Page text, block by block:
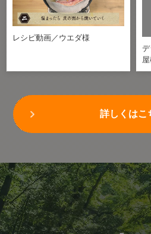
レシピ動画／ウエダ様
詳しくはこ